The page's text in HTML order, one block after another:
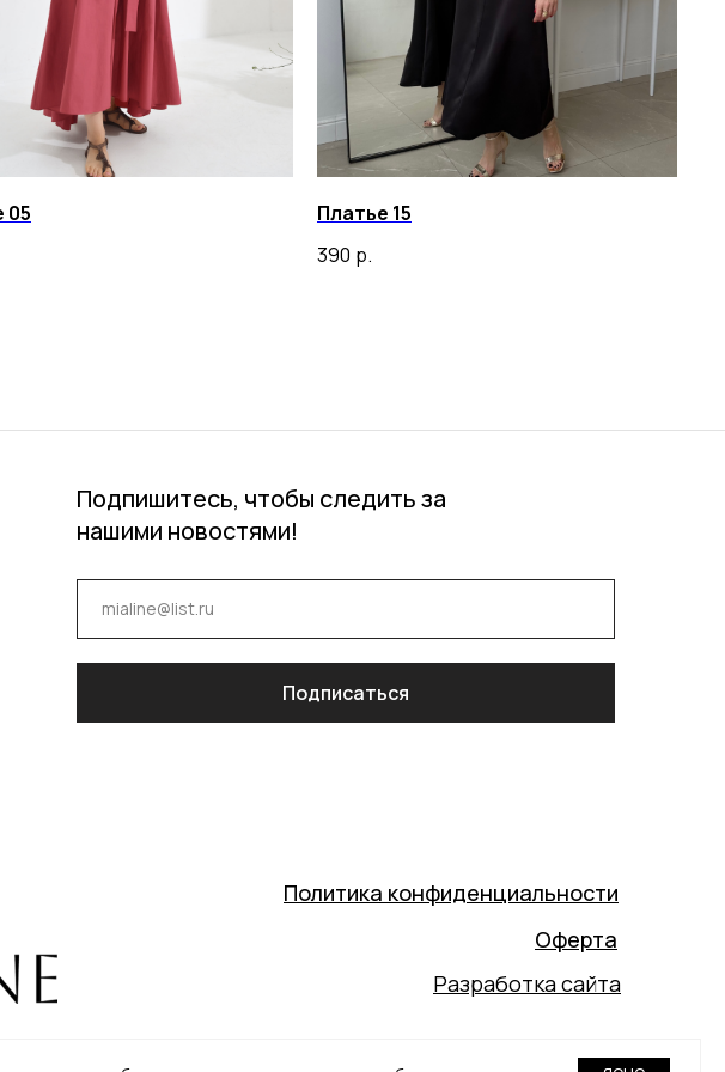
05
Платье 15
390 р.
Подписаться
Подпишитесь, чтобы следить за
нашими новостями!
Оферта
Политика конфиденциальности
Разработка сайта